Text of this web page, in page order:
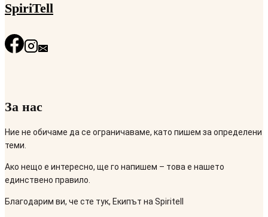
SpiriTell
За нас
Ние не обичаме да се ограничаваме, като пишем за определени
теми.
Ако нещо е интересно, ще го напишем – това е нашето
единствено правило.
Благодарим ви, че сте тук, Екипът на Spiritell